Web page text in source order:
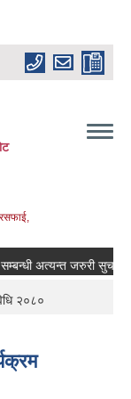
अत्यन्त जरुरी सुचना ।
२०८०